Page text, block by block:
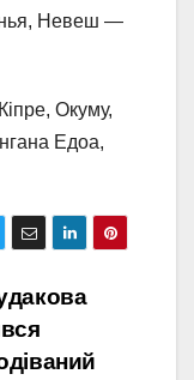
Невеш —
Окуму,
Едоа,